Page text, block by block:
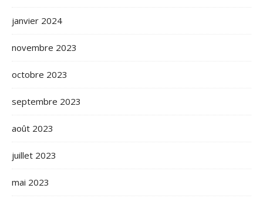
janvier 2024
novembre 2023
octobre 2023
septembre 2023
août 2023
juillet 2023
mai 2023